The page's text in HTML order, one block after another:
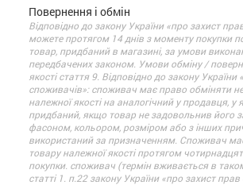
Повернення і обмін
Відповідно до закону України «про захист
можете протягом 14 днів з моменту покупки
товар, придбаний в магазині, за умови
передбачених законом. Умови обміну /
якості стаття 9. Відповідно до закону
споживачів»: споживач має право обміняти
належної якості на аналогічний у продавця, у
придбаний, якщо товар не задовольнив його
фасоном, кольором, розміром або з інших
використаний за призначенням. Споживач
товару належної якості протягом
покупки. споживач (термін вживається в
статті 1. п.22 закону України «про захист